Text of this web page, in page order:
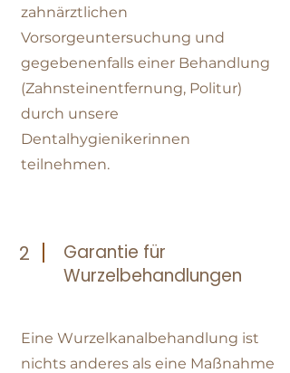
zahnärztlichen
Vorsorgeuntersuchung und
gegebenenfalls einer Behandlung
(Zahnsteinentfernung, Politur)
durch unsere
Dentalhygienikerinnen
teilnehmen.
2
Garantie für
Wurzelbehandlungen
Eine Wurzelkanalbehandlung ist
nichts anderes als eine Maßnahme